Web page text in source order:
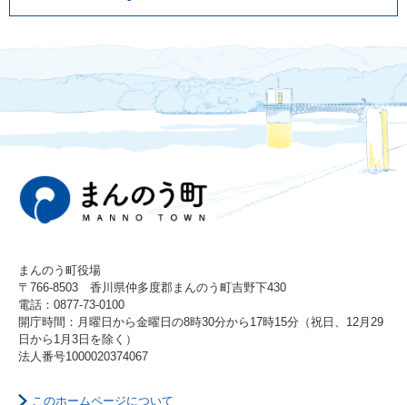
まんのう町役場
〒766-8503 香川県仲多度郡まんのう町吉野下430
電話：0877-73-0100
開庁時間：月曜日から金曜日の8時30分から17時15分（祝日、12月29
日から1月3日を除く）
法人番号1000020374067
このホームページについて